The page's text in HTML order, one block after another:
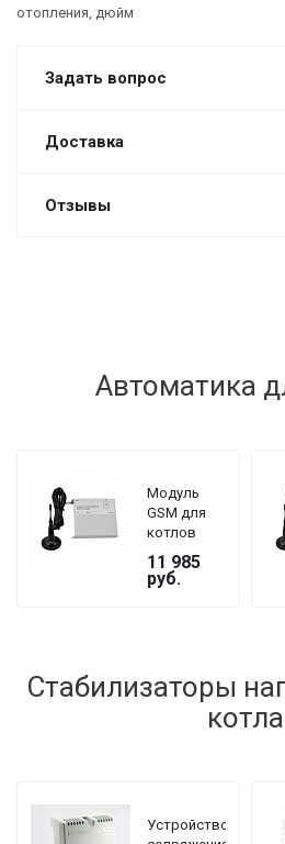
отопления, дюйм
Задать вопрос
Доставка
Отзывы
Автоматика
Модуль
GSM для
котлов
ZOTA серии
Lux, MK
11 985
руб.
Стабилизаторы
котла
Устройство